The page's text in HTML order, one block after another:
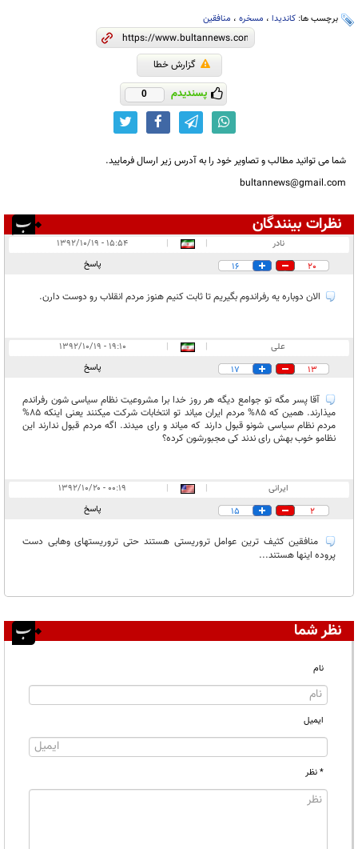
برچسب ها: کاندیدا ، مسخره ، منافقین
گزارش خطا
پسندیدم 0
شما می توانید مطالب و تصاویر خود را به آدرس زیر ارسال فرمایید.
bultannews@gmail.com
نظرات بینندگان
در انتظار بررسی:۱
نادر |
|
۱۵:۵۴ - ۱۳۹۲/۱۰/۱۹
20
16 پاسخ
الان دوباره یه رفراندوم بگیریم تا ثابت کنیم هنوز مردم انقلاب رو دوست دارن.
علی |
|
۱۹:۱۰ - ۱۳۹۲/۱۰/۱۹
13
17 پاسخ
آقا پسر مگه تو جوامع دیگه هر روز خدا برا مشروعیت نظام سیاسی شون رفراندم
میذارند. همین که 85% مردم ایران میاند تو انتخابات شرکت میکنند یعنی اینکه 85%
مردم نظام سیاسی شونو قبول دارند که میاند و رای میدند. اگه مردم قبول ندارند این
نظامو خوب بهش رای ندند کی مجبورشون کرده؟
ایرانی |
|
۰۰:۱۹ - ۱۳۹۲/۱۰/۲۰
2
15 پاسخ
منافقین کثیف ترین عوامل تروریستی هستند حتی تروریستهای وهابی دست
پروده اینها هستند...
نظر شما
نام
ایمیل
* نظر